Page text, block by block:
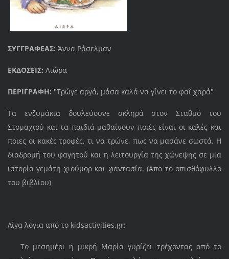
ΣΥΓΓΡΑΦΕΑΣ: Άννα Ράσελμαν
ΕΚΔΟΣΕΙΣ: Αιώρα
ΠΕΡΙΓΡΑΦΗ: "Τρώγε αργά, μάσα καλά να γίνει το φαΐ χαρά"
Τα ενζυμάκια δουλεύουνε σκληρά στον Σταθμό του
Στομαχιού και τα παιδιά μαθαίνουν ποιές είναι οι καλές και
ποιες οι κακές τροφές, τι να τρώνε, πως να μασάνε σωστά. Η
διαδρομή του φαγητού και η λειτουργία της χώνεψης σε μια
ιστορία γεμάτη χιούμορ και φαντασία. (Απο το οπισθόφυλλο
του βιβλίου)
Λίγα λόγια από το kidsactivities.gr:
Το μεσημέρι η μικρή Μαρία γυρίζει τρέχοντας από το